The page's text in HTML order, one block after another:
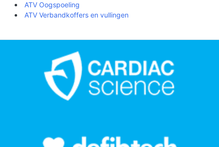
ATV Oogspoeling
ATV Verbandkoffers en vullingen